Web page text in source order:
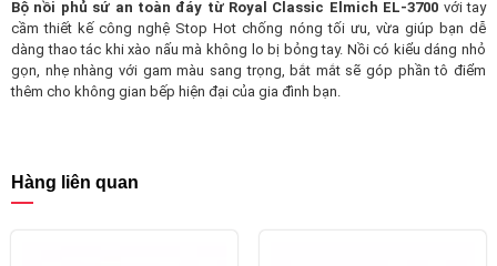
Bộ nồi phủ sứ an toàn đáy từ Royal Classic Elmich EL-3700 với tay
cầm thiết kế công nghệ Stop Hot chống nóng tối ưu, vừa giúp bạn dễ
dàng thao tác khi xào nấu mà không lo bị bỏng tay. Nồi có kiểu dáng nhỏ
gọn, nhẹ nhàng với gam màu sang trọng, bắt mắt sẽ góp phần tô điểm
thêm cho không gian bếp hiện đại của gia đình bạn.
Hàng liên quan